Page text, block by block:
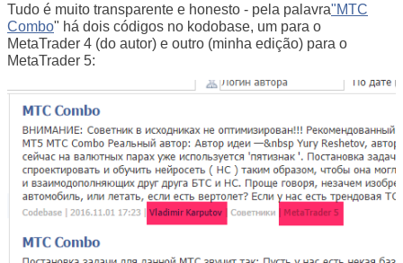
Tudo é muito transparente e honesto - pela palavra"MTC
Combo" há dois códigos no kodobase, um para o
MetaTrader 4 (do autor) e outro (minha edição) para o
MetaTrader 5: